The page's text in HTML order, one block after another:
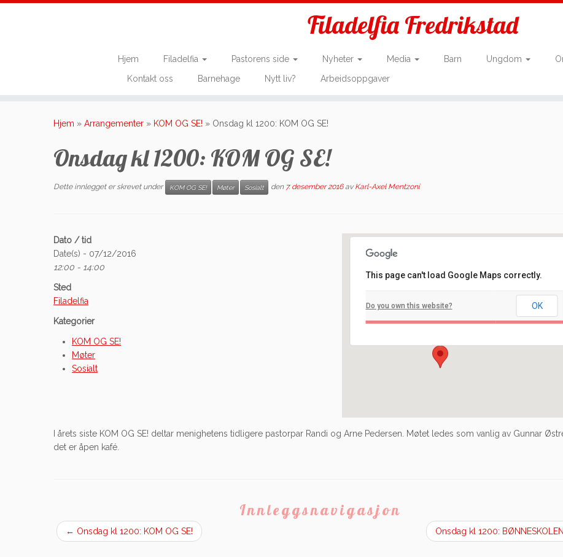
Filadelfia Fredrikstad
Hjem Filadelfia Pastorens side Nyheter Media Barn Ungdom
Kontakt oss
Barnehage Nytt liv? Arbeidsoppgaver
Hjem » Arrangementer » KOM OG SE! » Onsdag kl 1200: KOM OG SE!
Onsdag kl 1200: KOM OG SE!
Dette innlegget er skrevet under KOM OG SE! Møter Sosialt den 7. desember 2016 avKarl-Axel Mentzoni
Arrangement
This page can't load Google Maps correctly.
Do you own this website? OK
Dato / tid
Date(s) - 07/12/2016
12:00 - 14:00
Sted
Filadelfia
Kategorier
KOM OG SE!
Møter
Sosialt
I årets siste KOM OG SE! deltar menighetens tidligere pastorpar Randi og Arne Pedersen. Møtet ledes som vanlig av Gunnar
det er åpen kafé.
Innleggsnavigasjon
← Onsdag kl 1200: KOM OG SE! Onsdag kl 1200: BØNNESKOLEN